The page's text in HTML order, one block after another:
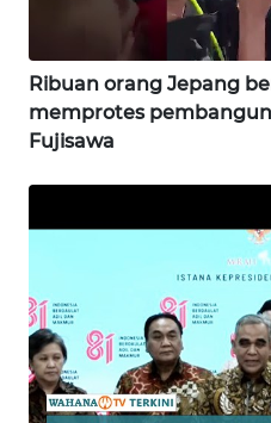
Ribuan orang Jepang
memprotes
Fujisawa
BOGOR
WN
DEPOK
TAPANULI
WN
SAMOSIR
WN